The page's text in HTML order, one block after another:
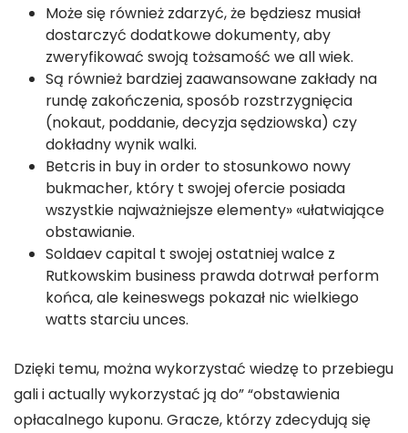
Może się również zdarzyć, że będziesz musiał
dostarczyć dodatkowe dokumenty, aby
zweryfikować swoją tożsamość we all wiek.
Są również bardziej zaawansowane zakłady na
rundę zakończenia, sposób rozstrzygnięcia
(nokaut, poddanie, decyzja sędziowska) czy
dokładny wynik walki.
Betcris in buy in order to stosunkowo nowy
bukmacher, który t swojej ofercie posiada
wszystkie najważniejsze elementy» «ułatwiające
obstawianie.
Soldaev capital t swojej ostatniej walce z
Rutkowskim business prawda dotrwał perform
końca, ale keineswegs pokazał nic wielkiego
watts starciu unces.
Dzięki temu, można wykorzystać wiedzę to przebiegu
gali i actually wykorzystać ją do” “obstawienia
opłacalnego kuponu. Gracze, którzy zdecydują się